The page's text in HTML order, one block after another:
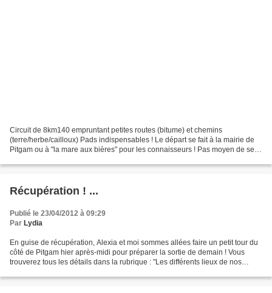
Circuit de 8km140 empruntant petites routes (bitume) et chemins
(terre/herbe/cailloux) Pads indispensables ! Le départ se fait à la mairie de
Pitgam ou à "la mare aux bières" pour les connaisseurs ! Pas moyen de se
Récupération ! ...
Publié le 23/04/2012 à 09:29
Par Lydia
En guise de récupération, Alexia et moi sommes allées faire un petit tour du
côté de Pitgam hier après-midi pour préparer la sortie de demain ! Vous
trouverez tous les détails dans la rubrique : "Les différents lieux de nos